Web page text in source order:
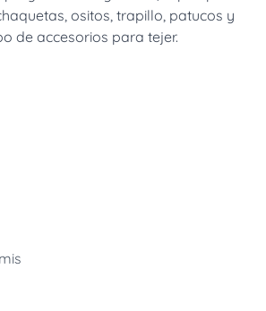
ositos, trapillo, patucos y
de accesorios para tejer.